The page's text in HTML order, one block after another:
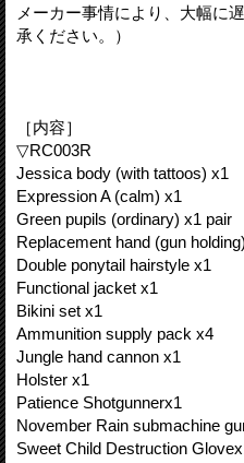
メーカー事情により、大幅に
承ください。）
［内容］
▽RC003R
Jessica body (with tattoos) x1
Expression A (calm) x1
Green pupils (ordinary) x1 pair
Replacement hand (gun
Double ponytail hairstyle x1
Functional jacket x1
Bikini set x1
Ammunition supply pack x4
Jungle hand cannon x1
Holster x1
Patience Shotgunnerx1
November Rain submachine
Sweet Child Destruction